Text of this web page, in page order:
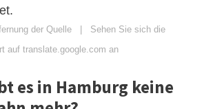
der Quelle | Sehen Sie sich die
auf translate.google.com an
es in Hamburg keine